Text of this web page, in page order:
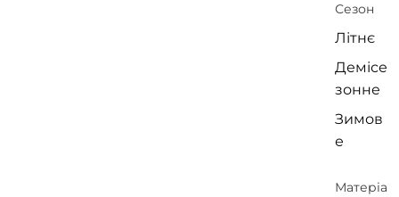
Сезон
Літнє
Демісе
зонне
Зимов
е
Матеріа